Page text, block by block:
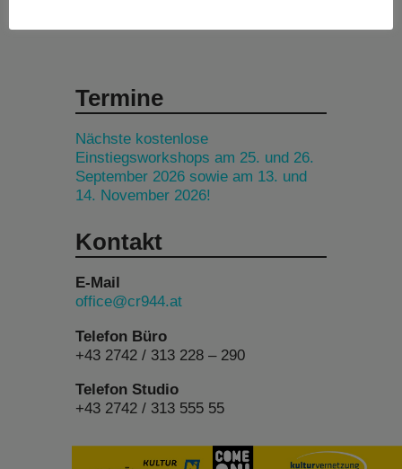
Termine
Nächste kostenlose
Einstiegsworkshops am 25. und 26.
September 2026 sowie am 13. und
14. November 2026!
Kontakt
E-Mail
office@cr944.at
Telefon Büro
+43 2742 / 313 228 – 290
Telefon Studio
+43 2742 / 313 555 55